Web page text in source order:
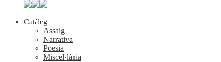
Catàleg
Assaig
Narrativa
Poesia
Miscel·lània